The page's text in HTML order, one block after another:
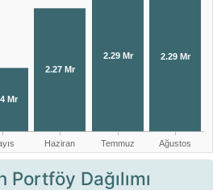
Portföy Dağılımı